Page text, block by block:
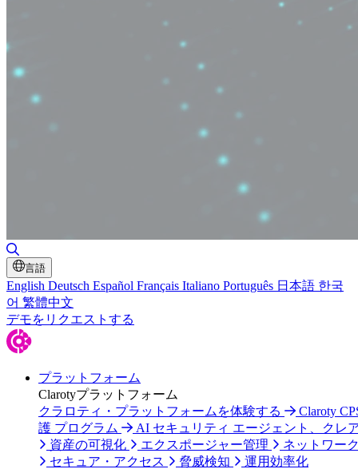
言語
English Deutsch Español Français Italiano Português 日本語 한국
어 繁體中文
デモをリクエストする
プラットフォーム
Clarotyプラットフォーム
クラロティ・プラットフォームを体験する
Claroty
護 プログラム
AI セキュリティ エージェント、クレ
資産の可視化
エクスポージャー管理
ネットワー
セキュア・アクセス
脅威検知
運用効率化